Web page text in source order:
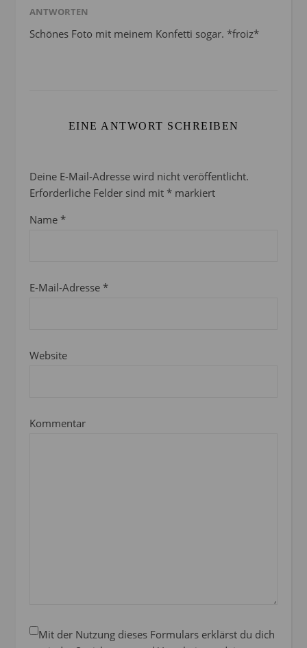
ANTWORTEN
Schönes Foto mit meinem Konfetti sogar. *froiz*
EINE ANTWORT SCHREIBEN
Deine E-Mail-Adresse wird nicht veröffentlicht.
Erforderliche Felder sind mit * markiert
Name *
E-Mail-Adresse *
Website
Kommentar
Mit der Nutzung dieses Formulars erklärst du dich